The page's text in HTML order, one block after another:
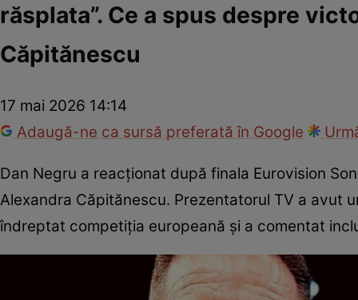
răsplata”. Ce a spus despre
Căpitănescu
17 mai 2026 14:14
Adaugă-ne ca sursă preferată în Google
Dan Negru a reacționat după finala Eurovision
Alexandra Căpitănescu. Prezentatorul TV a avut
îndreptat competiția europeană și a comentat